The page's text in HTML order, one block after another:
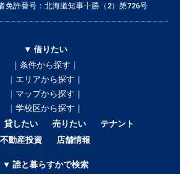
免許番号：北海道知事十勝（2）第726号
▼ 借りたい
｜条件から探す｜
｜エリアから探す｜
｜マップから探す｜
｜学校区から探す｜
貸したい 売りたい
テナント
不動産投資
店舗情報
▼ 誰と暮らすかで検索